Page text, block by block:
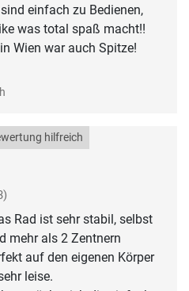
einfach zu Bedienen,
was total spaß macht!!
Wien war auch Spitze!
hilfreich
Rad ist sehr stabil, selbst
mehr als 2 Zentnern
auf den eigenen Körper
leise.